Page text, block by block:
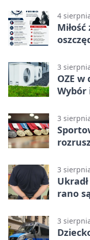
4
3
OZE
Wybór
3
3
rano
3